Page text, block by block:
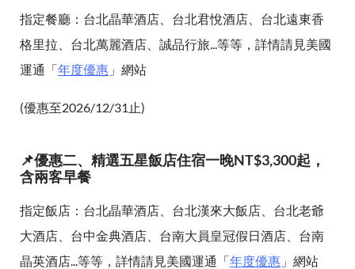
指定餐廳：台北晶華酒店、台北君悅酒店、台北遠東香
格里拉、台北萬麗酒店、誠品行旅...等等，詳情請見美國
運通「年度優惠 」網站
(優惠至2026/12/31止)
📌優惠二、精選五星飯店住宿一晚NT$3,300起，
含兩客早餐
指定飯店：台北晶華酒店、台北漢來大飯店、台北老爺
大酒店、台中金典酒店、台南大員皇冠假日酒店、台南
晶英酒店...等等，詳情請見美國運通「年度優惠 」網站